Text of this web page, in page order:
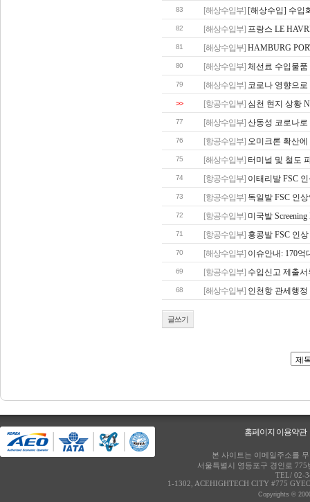
83 [해상수입부] [해상수입] 수입
82 [해상수입부] 프랑스 LE
81 [해상수입부] HAMBURG
80 [해상수입부] 체선료 수입물품
79 [해상수입부] 코로나 영향으
>> [항공수입부] 심천 현지 상황
77 [해상수입부] 산동성 코로나
76 [항공수입부] 오미크론 확산
75 [해상수입부] 터미널 및 철도
74 [항공수입부] 이태리발 FSC
73 [항공수입부] 독일발 FSC 인
72 [항공수입부] 미국발
71 [항공수입부] 홍콩발 FSC 인
70 [해상수입부] 이슈안내: 170억
69 [항공수입부] 수입신고 제출
68 [해상수입부] 인천항 관세행
글쓰기
홈페이지 이용약관
본 사이트는 이메일주소를
서울특별시 영등포구 경인로
TEL/ 02-
1-1302, ACEHIGHTECH CITY #775
Copyrights ©